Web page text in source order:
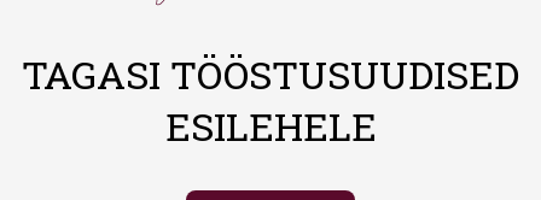
TAGASI TÖÖSTUSUUDISED
ESILEHELE